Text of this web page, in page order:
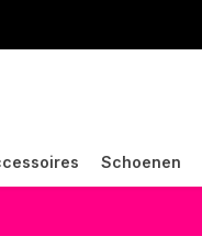
Schoenen